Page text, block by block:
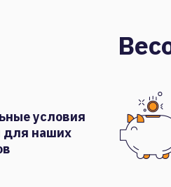
условия
для наших